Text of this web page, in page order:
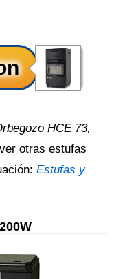
HCE 73,
otras estufas
Estufas y